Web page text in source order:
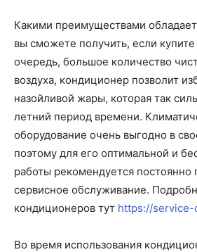
Какими преимуществами
вы сможете получить, если
очередь, большое количество
воздуха, кондиционер позволит
назойливой жары, которая так
летний период времени.
оборудование очень выгодно в
поэтому для его оптимальной и
работы рекомендуется постоянно
сервисное обслуживание.
кондиционеров тут https://
Во время использования